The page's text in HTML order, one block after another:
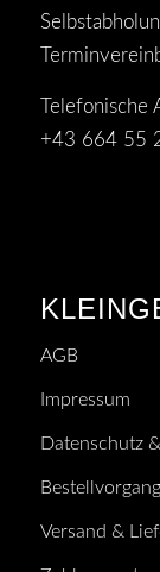
Telefonische
+43 664 55
AGB
Impressum
Datenschutz
Bestellvorgang
Versand &